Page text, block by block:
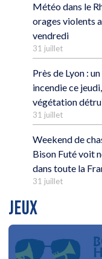
Météo dans le
orages violents
vendredi
31 juillet
Près de Lyon :
incendie ce
végétation
31 juillet
Weekend de
Bison Futé voit
dans toute la
31 juillet
JEUX